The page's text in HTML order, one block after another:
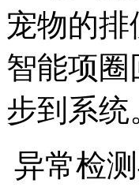
宠物的
智能项
步到系统
异常检